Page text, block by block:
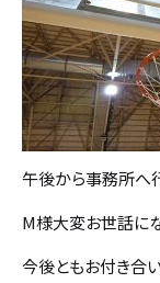
ブログ
住宅の無料相談会
採用情報
午後から事務所へ
M様大変お世話に
今後ともお付き合